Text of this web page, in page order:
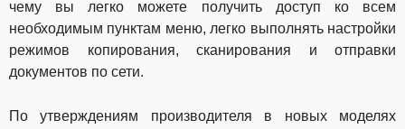
чему вы легко можете получить доступ ко всем
необходимым пунктам меню, легко выполнять настройки
режимов копирования, сканирования и отправки
документов по сети.
По утверждениям производителя в новых моделях